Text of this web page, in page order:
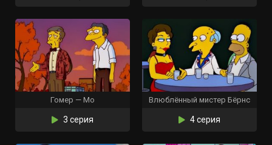
Гомер — Мо
3 серия
Влюблённый мистер Бёрнс
4 серия